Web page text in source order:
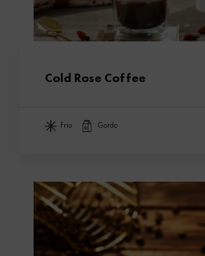
Cold Rose Coffee
frio gordo